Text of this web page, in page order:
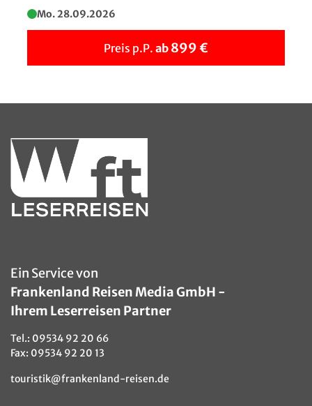
Bregenz - Seebühne
WLAN. Die komfortablen Zimmer sind mit Bad oder
DU/WC,Telefon und TV ausgestattet.
Mo. 28.09.2026
Preis p.P. ab 899 €
Ein Service von
Frankenland Reisen Media GmbH -
Ihrem Leserreisen Partner
Tel.: 09534 92 20 66
Fax: 09534 92 20 13
touristik@frankenland-reisen.de